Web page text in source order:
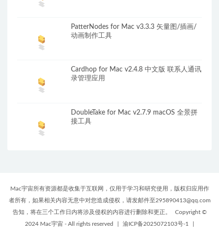
PatterNodes for Mac v3.3.3 矢量图/插画/
动画制作工具
Cardhop for Mac v2.4.8 中文版 联系人通讯
录管理应用
DoubleTake for Mac v2.7.9 macOS 全景拼
接工具
Mac宇宙所有资源都是收集于互联网，仅用于学习和研究使用，版权归应用作
者所有，如果相关内容无意中对您造成侵权，请发邮件至295890413@qq.com
告知，将在三个工作日内将涉及侵权的内容进行删除和更正。
Copyright ©
2024 Mac宇宙 - All rights reserved
渝ICP备2025072103号-1